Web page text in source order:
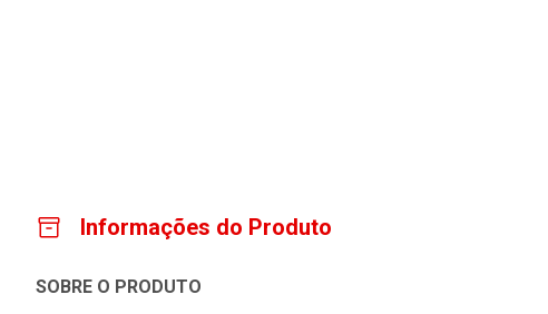
Informações do Produto
SOBRE O PRODUTO